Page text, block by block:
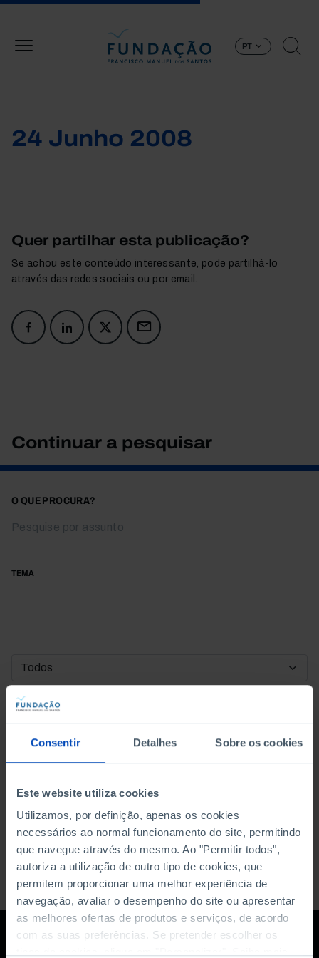
Consentir Detalhes Sobre os cookies
Este website utiliza cookies
Utilizamos, por definição, apenas os cookies
necessários ao normal funcionamento do site, permitindo
que navegue através do mesmo. Ao "Permitir todos",
autoriza a utilização de outro tipo de cookies, que
permitem proporcionar uma melhor experiência de
navegação, avaliar o desempenho do site ou apresentar
as melhores ofertas de produtos e serviços, de acordo
com as suas preferências. Se pretender escolher os
PT
24 Junho 2008
Quer partilhar esta publicação?
Se achou este conteúdo interessante, pode partilhá-lo
através das redes sociais ou por email.
Continuar a pesquisar
O QUE PROCURA?
TEMA
DATA DE INÍCIO
DATA DE FIM